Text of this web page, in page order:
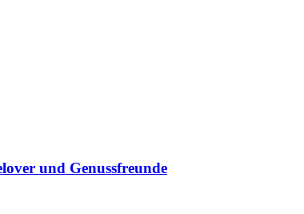
und Genussfreunde